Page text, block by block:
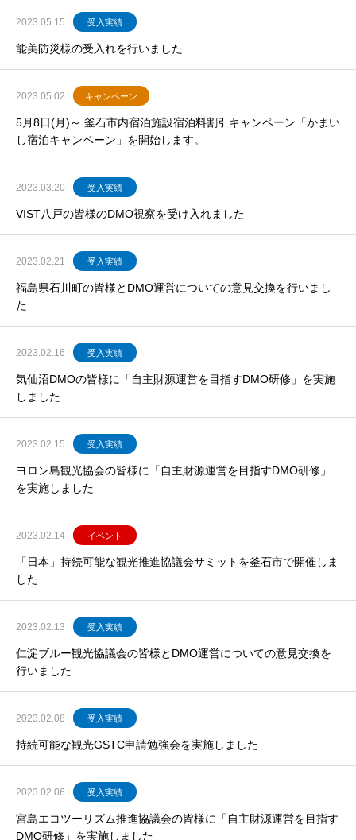
2023.05.15 受入実績
能美防災様の受入れを行いました
2023.05.02 キャンペーン
5月8日(月)～ 釜石市内宿泊施設宿泊料割引キャンペーン「かまい
し宿泊キャンペーン」を開始します。
2023.03.20 受入実績
VIST八戸の皆様のDMO視察を受け入れました
2023.02.21 受入実績
福島県石川町の皆様とDMO運営についての意見交換を行いまし
た
2023.02.16 受入実績
気仙沼DMOの皆様に「自主財源運営を目指すDMO研修」を実施
しました
2023.02.15 受入実績
ヨロン島観光協会の皆様に「自主財源運営を目指すDMO研修」
を実施しました
2023.02.14 イベント
「日本」持続可能な観光推進協議会サミットを釜石市で開催しま
した
2023.02.13 受入実績
仁淀ブルー観光協議会の皆様とDMO運営についての意見交換を
行いました
2023.02.08 受入実績
持続可能な観光GSTC申請勉強会を実施しました
2023.02.06 受入実績
宮島エコツーリズム推進協議会の皆様に「自主財源運営を目指す
DMO研修」を実施しました